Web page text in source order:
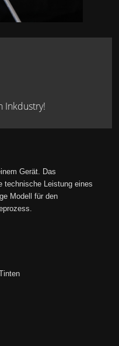
Inkdustry!
Gerät. Das
technische Leistung eines
Modell für den